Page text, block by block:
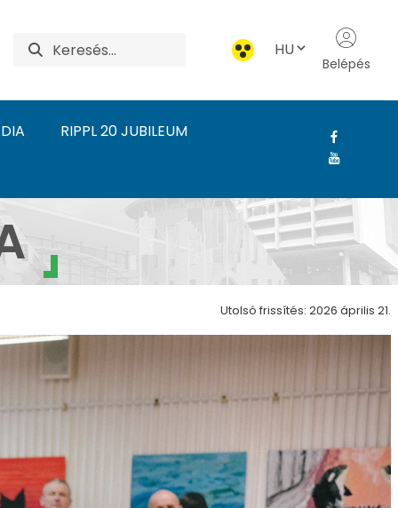
HU
Belépés
RIPPL 20 JUBILEUM
Rónai
Utolsó frissítés: 2026 április 21.